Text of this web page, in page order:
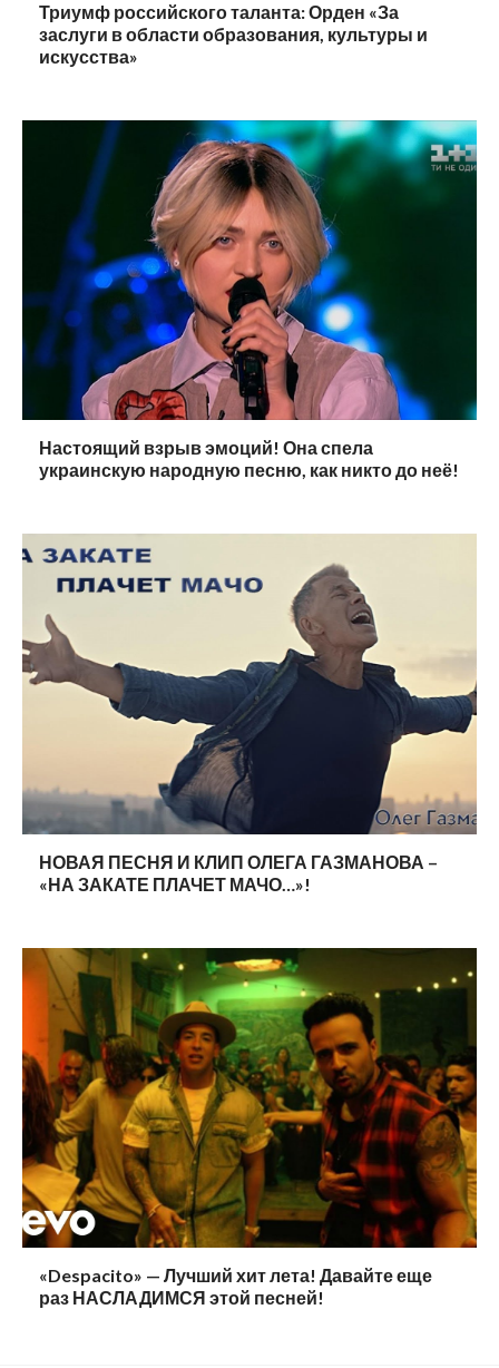
Триумф российского таланта: Орден «За
заслуги в области образования, культуры и
искусства»
Настоящий взрыв эмоций! Она спела
украинскую народную песню, как никто до неё!
НОВАЯ ПЕСНЯ И КЛИП ОЛЕГА ГАЗМАНОВА –
«НА ЗАКАТЕ ПЛАЧЕТ МАЧО…»!
«Despacito» — Лучший хит лета! Давайте еще
раз НАСЛАДИМСЯ этой песней!